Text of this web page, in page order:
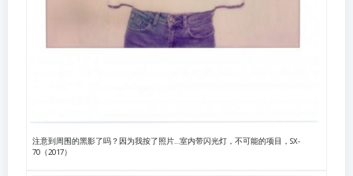
注意到周围的黑影了吗？因为我按了照片…室内带闪光灯，不可能的项目，SX-
70（2017）